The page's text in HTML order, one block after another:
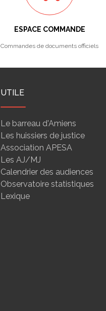
ESPACE COMMANDE
Commandes de documents officiels
UTILE
Le barreau d'Amiens
Les huissiers de justice
Association APESA
Les AJ/MJ
Calendrier des audiences
Observatoire statistiques
Lexique